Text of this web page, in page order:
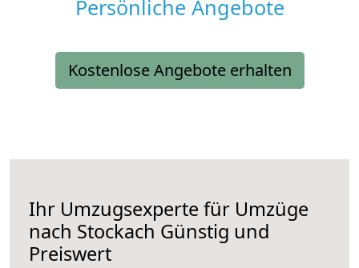
Persönliche Angebote
Kostenlose Angebote erhalten
Ihr Umzugsexperte für Umzüge
nach Stockach Günstig und
Preiswert